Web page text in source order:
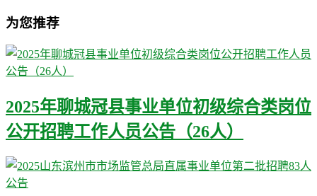
为您推荐
2025年聊城冠县事业单位初级综合类岗位
公开招聘工作人员公告（26人）